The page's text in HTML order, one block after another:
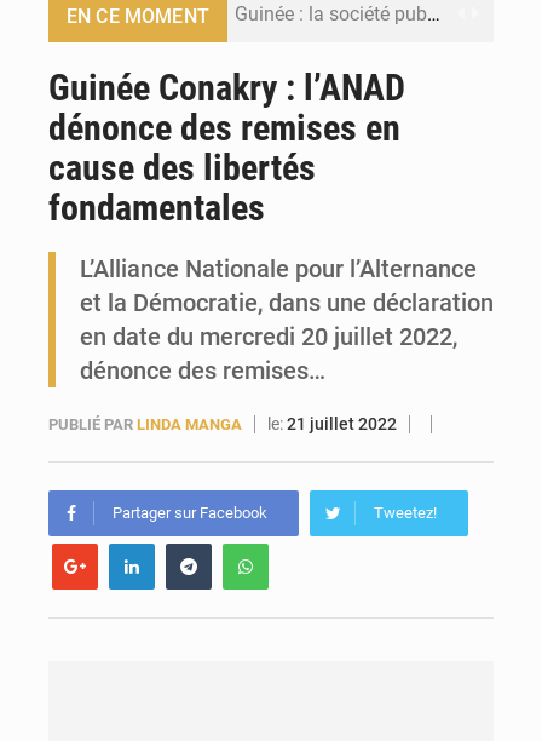
EN CE MOMENT Guinée : la société publique Nimba Mining Company signe sa première convention minière
Guinée Conakry : l’ANAD
dénonce des remises en
cause des libertés
fondamentales
L’Alliance Nationale pour l’Alternance
et la Démocratie, dans une déclaration
en date du mercredi 20 juillet 2022,
dénonce des remises…
PUBLIÉ PAR LINDA MANGA le:21 juillet 2022
Partager sur Facebook Tweetez!